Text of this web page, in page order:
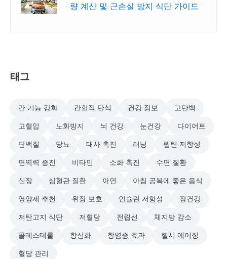
량 계산 및 근손실 방지 식단 가이드
태그
간 기능 강화 간헐적 단식 건강 정보 고단백
고혈압 노화방지 뇌 건강 눈건강 다이어트
단백질 당뇨 대사 촉진 러닝 렙틴 저항성
면역력 증진 비타민 소화 촉진 수면 질환
신장 심혈관 질환 아연 아침 공복에 좋은 음식
영양제 추천 위장 보호 인슐린 저항성 장건강
저탄고지 식단 저혈당 전립선 체지방 감소
콜레스테롤 항산화 항염증 효과 헬시 에이징
혈당 관리